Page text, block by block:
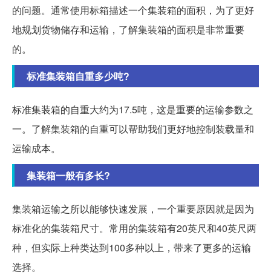
的问题。通常使用标箱描述一个集装箱的面积，为了更好
地规划货物储存和运输，了解集装箱的面积是非常重要
的。
标准集装箱自重多少吨?
标准集装箱的自重大约为17.5吨，这是重要的运输参数之
一。了解集装箱的自重可以帮助我们更好地控制装载量和
运输成本。
集装箱一般有多长?
集装箱运输之所以能够快速发展，一个重要原因就是因为
标准化的集装箱尺寸。常用的集装箱有20英尺和40英尺两
种，但实际上种类达到100多种以上，带来了更多的运输
选择。